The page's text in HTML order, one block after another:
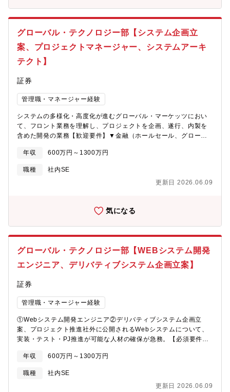
格）、CCSP（クラウドセキュリティ認定資格）、CISA（公認情
ー）など
グローバル・テクノロジー部【システム企画立
案、プロジェクトマネージャー、システムアーキ
テクト】
証券
管理職・マネージャー経験
システムの多様化・高度化が進むグローバル・マーケッツにおい
て、フロント業務を理解し、プロジェクトを企画、遂行、内製を
含めた開発の業務【歓迎要件】▼金融（ホールセール、グローバ
導入プロジェクト経験やそれらに関する知見▼アジャイルでの開
発経験、知見
年収 600万円～1300万円
職種
社内SE
更新日 2026.06.09
気になる
グローバル・テクノロジー部【WEBシステム開発
エンジニア、デリバティブシステム企画立案】
証券
管理職・マネージャー経験
①Webシステム開発エンジニア②デリバティブシステム企画立
案、プロジェクト推進社外に公開されるWebシステムについて、
実装・テスト・PJ推進が可能な人材の確保が急務。【必須要件※
クチャの構成経験。・ITベンダーにて顧客へのクラウド導入経験■
クオンツ経験者・銀行・証券会社等でクオンツ業務経験が3年以
上・IT業務への意欲■マーケットシステム開発経験者・銀行・証券
会社等で金利系商品・デリバティブのシステム開発（実装経験）
年収 600万円～1300万円
職種
社内SE
更新日 2026.06.09